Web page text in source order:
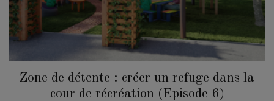
Zone de détente : créer un refuge dans la
cour de récréation (Episode 6)